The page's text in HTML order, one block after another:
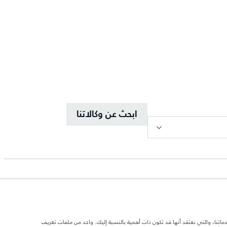
ابحث عن وكالاتنا
والتي نعتقد أنها قد تكون ذات أهمية بالنسبة إليك. واحد من ملفات تعريف